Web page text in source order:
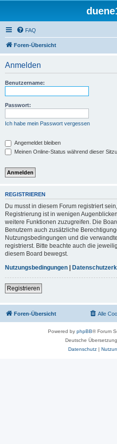
FAQ
Foren-Übersicht
Anmelden
Benutzername:
Passwort:
Ich habe mein Passwort vergessen
Angemeldet bleiben
Meinen Online-Status während dieser
REGISTRIEREN
Du musst in diesem Forum registriert
Registrierung ist in wenigen
weitere Funktionen zuzugreifen. Die
Benutzern auch zusätzliche
Nutzungsbedingungen und die
registrierst. Bitte beachte auch die
diesem Board bewegst.
Nutzungsbedingungen |
Registrieren
Foren-Übersicht Alle
Powered by phpBB® Forum
Deutsche
Datenschutz|